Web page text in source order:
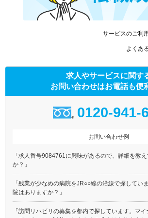
サービスのご利
よくあ
求人やサービスに関す
お問い合わせはお電話も便
0120-941-
お問い合わせ例
「求人番号9084761に興味があるので、詳細を教
か？」
「残業が少なめの病院をJR○○線の沿線で探してい
院はありますか？」
「訪問リハビリの募集を都内で探しています。マ